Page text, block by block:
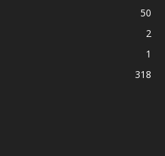
50
2
1
318